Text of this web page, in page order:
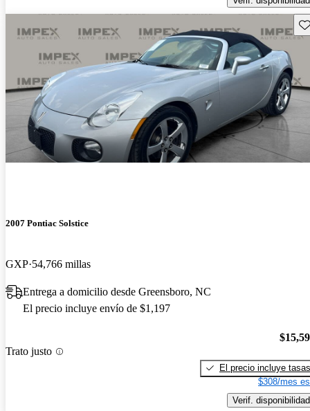
2007 Pontiac Solstice
GXP 54,766 millas
Entrega a domicilio desde Greensboro, NC
El precio incluye envío de $1,197
Trato justo
El precio incluye tasas
$308/mes
Verif. disponibilidad